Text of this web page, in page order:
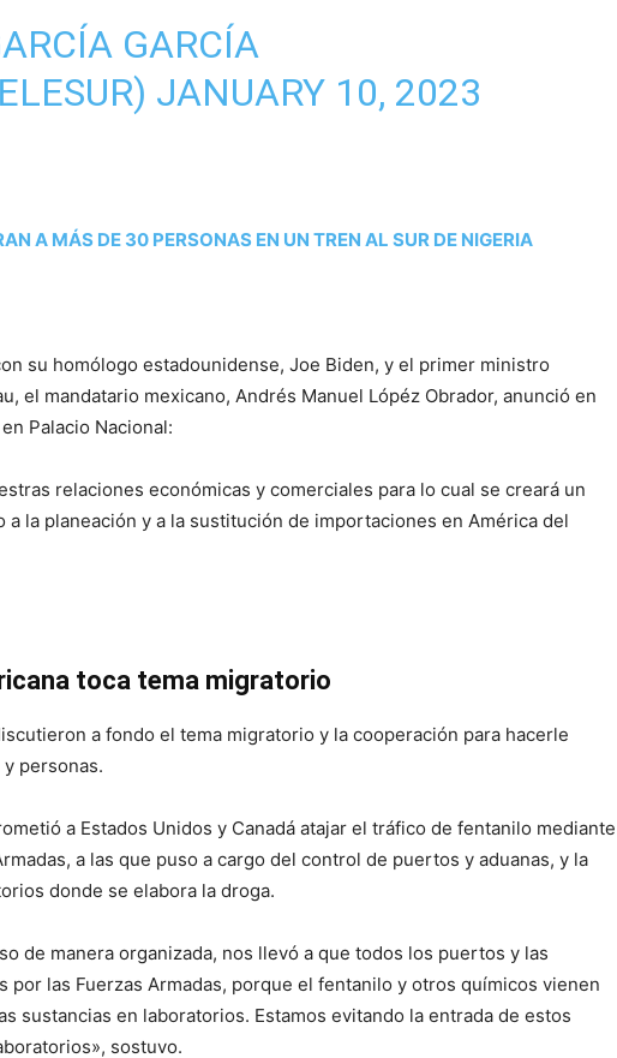
GARCÍA
JANUARY 10, 2023
A MÁS DE 30 PERSONAS EN UN TREN AL SUR DE NIGERIA
su homólogo estadounidense, Joe Biden, y el primer ministro
el mandatario mexicano, Andrés Manuel Lópéz Obrador, anunció en
Palacio Nacional:
relaciones económicas y comerciales para lo cual se creará un
la planeación y a la sustitución de importaciones en América del
toca tema migratorio
a fondo el tema migratorio y la cooperación para hacerle
personas.
a Estados Unidos y Canadá atajar el tráfico de fentanilo mediante
a las que puso a cargo del control de puertos y aduanas, y la
donde se elabora la droga.
de manera organizada, nos llevó a que todos los puertos y las
por las Fuerzas Armadas, porque el fentanilo y otros químicos vienen
sustancias en laboratorios. Estamos evitando la entrada de estos
sostuvo.